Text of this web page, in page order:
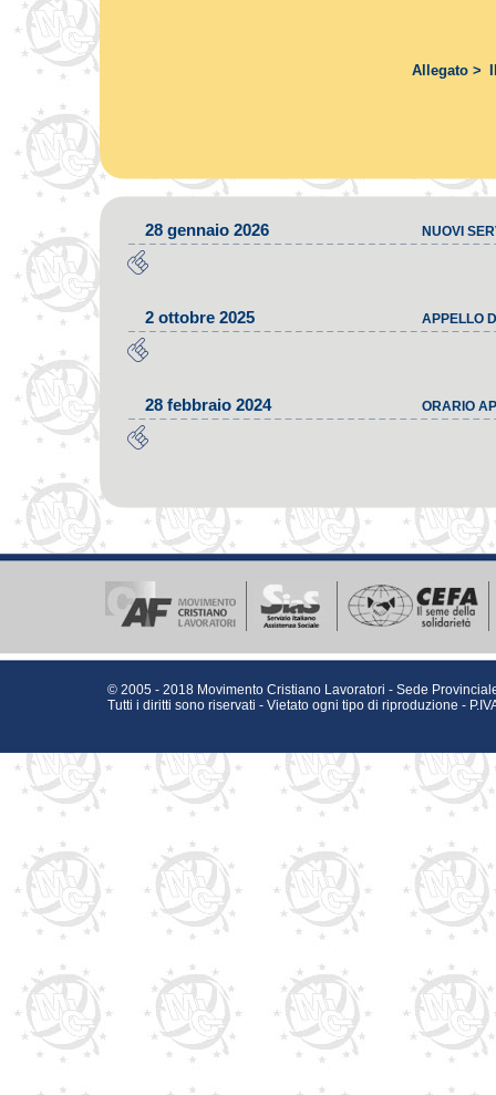
Allegato >
28 gennaio 2026 NUOVI
2 ottobre 2025 APPELLO
28 febbraio 2024 ORARIO
© 2005 - 2018 Movimento Cristiano Lavoratori - Sede
Tutti i diritti sono riservati - Vietato ogni tipo di riproduzione -